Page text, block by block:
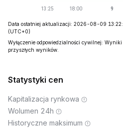
Data ostatniej aktualizacji: 2026-08-09
(UTC+0)
Wyłączenie odpowiedzialności cywilnej:
przyszłych wyników.
Statystyki cen
Kapitalizacja rynkowa
Wolumen 24h
Historyczne maksimum